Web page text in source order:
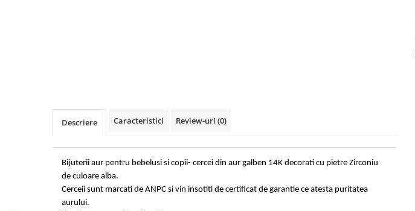
Descriere Caracteristici Review-uri (0)
Bijuterii aur pentru bebelusi si copii- cercei din aur galben 14K decorati cu pietre Zirconiu
de culoare alba.
Cerceii sunt marcati de ANPC si vin insotiti de certificat de garantie ce atesta puritatea
aurului.